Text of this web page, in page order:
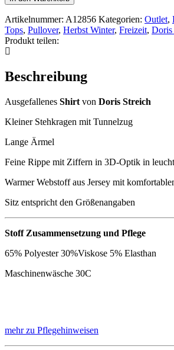
Streich
Pulli
Shirt
Ziffern
3D
Artikelnummer: A12856 Kategorien: Outlet,
Tops, Pullover, Herbst Winter, Freizeit, Doris
Produkt teilen:
Beschreibung
Ausgefallenes Shirt von Doris Streich
Kleiner Stehkragen mit Tunnelzug
Lange Ärmel
Feine Rippe mit Ziffern in 3D-Optik in
Warmer Webstoff aus Jersey mit
Sitz entspricht den Größenangaben
Stoff Zusammensetzung und Pflege
65% Polyester 30%Viskose 5% Elasthan
Maschinenwäsche 30C
mehr zu Pflegehinweisen